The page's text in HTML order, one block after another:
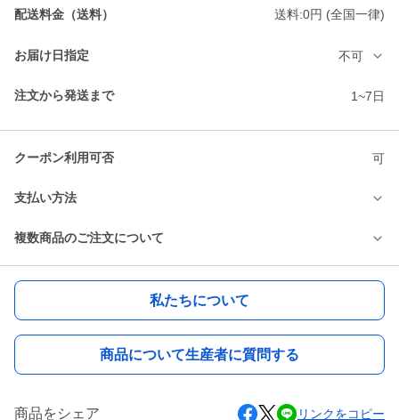
配送料金（送料） 送料:0円 (全国一律)
お届け日指定 不可
注文から発送まで 1~7日
クーポン利用可否 可
支払い方法
複数商品のご注文について
私たちについて
商品について生産者に質問する
商品をシェア リンクをコピー